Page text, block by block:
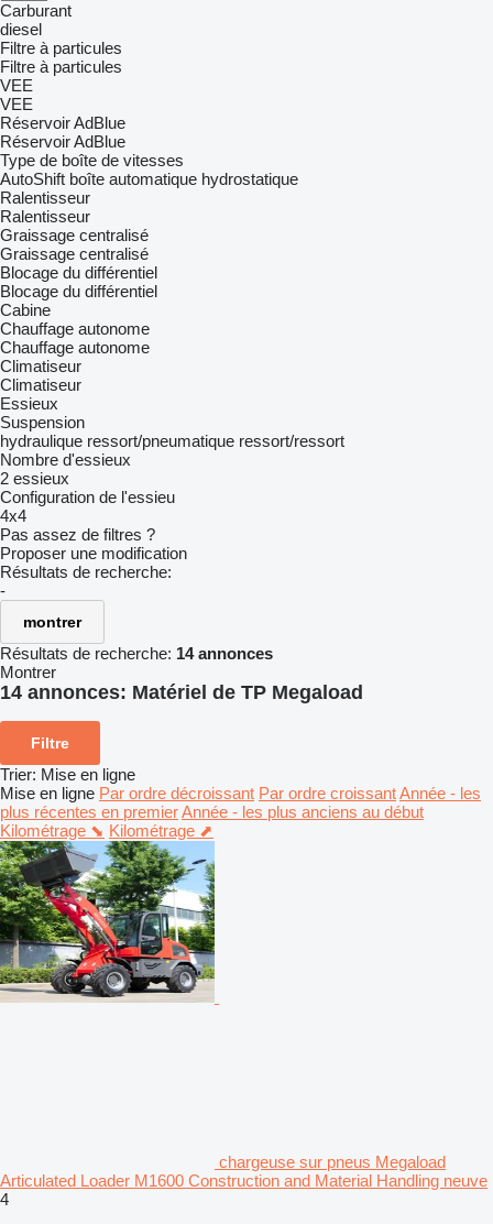
Carburant
diesel
Filtre à particules
Filtre à particules
VEE
VEE
Réservoir AdBlue
Réservoir AdBlue
Type de boîte de vitesses
AutoShift boîte automatique hydrostatique
Ralentisseur
Ralentisseur
Graissage centralisé
Graissage centralisé
Blocage du différentiel
Blocage du différentiel
Cabine
Chauffage autonome
Chauffage autonome
Climatiseur
Climatiseur
Essieux
Suspension
hydraulique ressort/pneumatique ressort/ressort
Nombre d'essieux
2 essieux
Configuration de l'essieu
4x4
Pas assez de filtres ?
Proposer une modification
Résultats de recherche:
-
montrer
Résultats de recherche: 14 annonces
Montrer
14 annonces: Matériel de TP Megaload
Filtre
Trier: Mise en ligne
Mise en ligne Par ordre décroissant Par ordre croissantAnnée - les
plus récentes en premierAnnée - les plus anciens au début
Kilométrage ⬊ Kilométrage ⬈
chargeuse sur pneus Megaload
Articulated Loader M1600 Construction and Material Handling neuve
4